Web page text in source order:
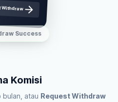
Withdrawarrow_forward
Success
Komisi
bulan, atau Request Withdraw